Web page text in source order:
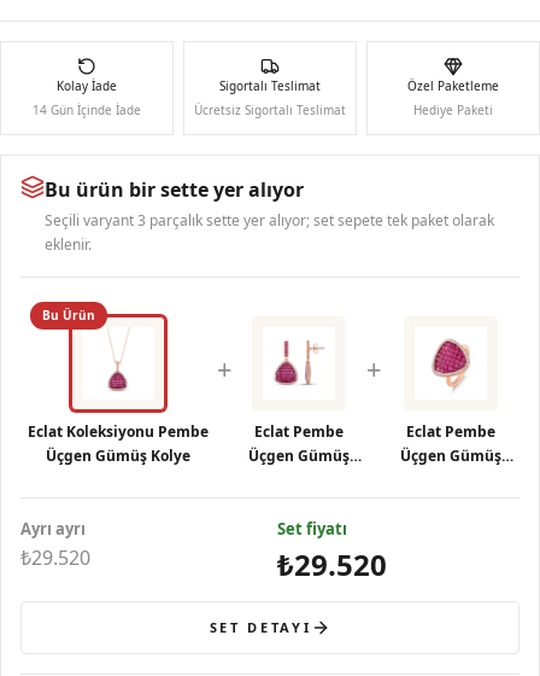
Kolay İade
14 Gün İçinde İade
Sigortalı Teslimat
Ücretsiz Sigortalı Teslimat
Özel Paketleme
Hediye Paketi
Bu ürün bir sette yer alıyor
Seçili varyant 3 parçalık sette yer alıyor; set sepete tek paket olarak
eklenir.
Bu Ürün
Eclat Koleksiyonu Pembe
Üçgen Gümüş Kolye
+
Eclat Pembe
Üçgen Gümüş
+
Eclat Pembe
Üçgen Gümüş
Ayrı ayrı
₺29.520
Set fiyatı
₺29.520
SET DETAYI